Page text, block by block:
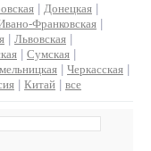
Донецкая
Франковская
Львовская
Сумская
Черкасская
Китай все